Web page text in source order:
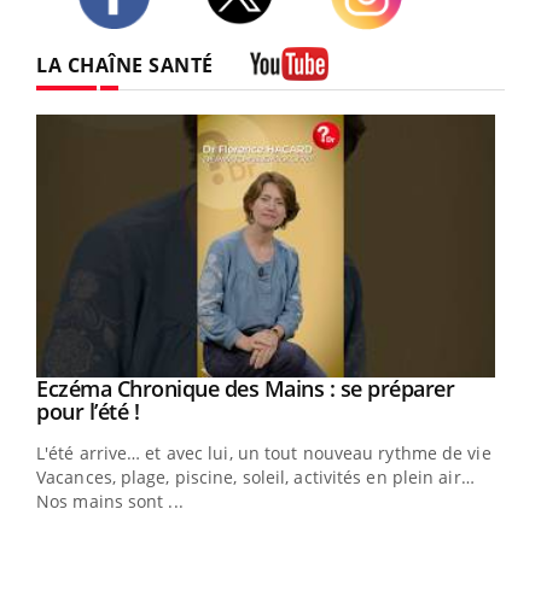
LA CHAÎNE SANTÉ
Youtube
Eczéma Chronique des Mains : se préparer
pour l’été !Youtube
L'été arrive… et avec lui, un tout nouveau rythme de vie !
Vacances, plage, piscine, soleil, activités en plein air…
Nos mains sont ...
Youtube
Diabète & Ramadan 2026Youtube
Le Ramadan approche, et, pour de nombreuses
personnes atteintes de diabète, c'est une période de
questions, de défis, mais ...